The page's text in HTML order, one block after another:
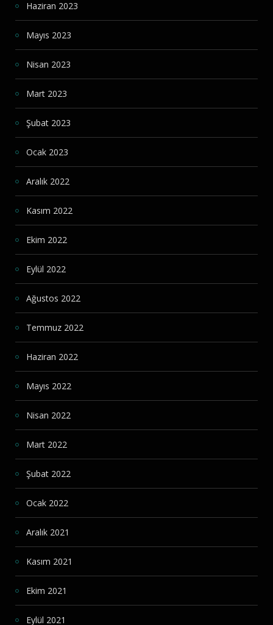
Haziran 2023
Mayıs 2023
Nisan 2023
Mart 2023
Şubat 2023
Ocak 2023
Aralık 2022
Kasım 2022
Ekim 2022
Eylül 2022
Ağustos 2022
Temmuz 2022
Haziran 2022
Mayıs 2022
Nisan 2022
Mart 2022
Şubat 2022
Ocak 2022
Aralık 2021
Kasım 2021
Ekim 2021
Eylül 2021